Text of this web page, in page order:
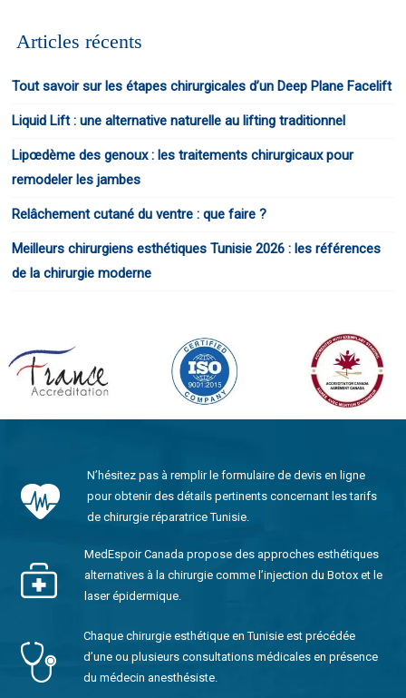
Articles récents
Tout savoir sur les étapes chirurgicales d’un Deep Plane Facelift
Liquid Lift : une alternative naturelle au lifting traditionnel
Lipœdème des genoux : les traitements chirurgicaux pour
remodeler les jambes
Relâchement cutané du ventre : que faire ?
Meilleurs chirurgiens esthétiques Tunisie 2026 : les références
de la chirurgie moderne
N’hésitez pas à remplir le formulaire de devis en ligne
pour obtenir des détails pertinents concernant les tarifs
de chirurgie réparatrice Tunisie.
MedEspoir Canada propose des approches esthétiques
alternatives à la chirurgie comme l’injection du Botox et le
laser épidermique.
Chaque chirurgie esthétique en Tunisie est précédée
d’une ou plusieurs consultations médicales en présence
du médecin anesthésiste.